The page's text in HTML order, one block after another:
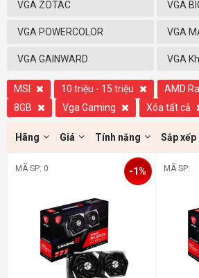
VGA ZOTAC VGA
VGA POWERCOLOR VGA
VGA GAINWARD VGA
MSI 10 triệu - 15 triệu
AMD
8GB
Vga Gaming Xóa tất cả
Hãng Giá Tính năng Sắp xếp
MÃ SP: 0 -1% MÃ SP: